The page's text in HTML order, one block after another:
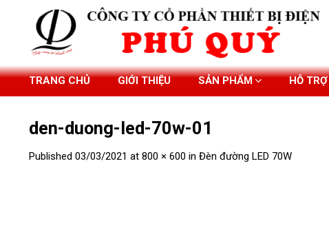
TRANG CHỦ GIỚI THIỆU SẢN PHẨM HỖ TRỢ
den-duong-led-70w-01
Published 03/03/2021 at 800 × 600 in Đèn đường LED 70W